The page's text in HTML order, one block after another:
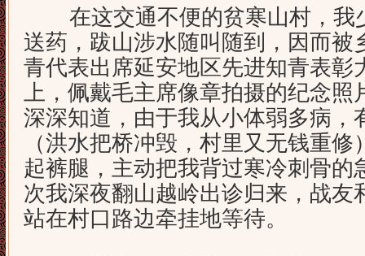
在这交通不便的贫寒山村，我
送药，跋山涉水随叫随到，因而被
青代表出席延安地区先进知青表彰
上，佩戴毛主席像章拍摄的纪念照
深深知道，由于我从小体弱多病，
（洪水把桥冲毁，村里又无钱重
起裤腿，主动把我背过寒冷刺骨的
次我深夜翻山越岭出诊归来，战友
站在村口路边牵挂地等待。